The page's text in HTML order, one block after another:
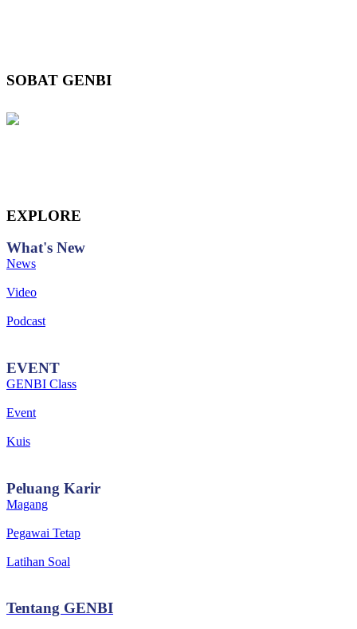
SOBAT GENBI
EXPLORE
What's New
News
Video
Podcast
EVENT
GENBI Class
Event
Kuis
Peluang Karir
Magang
Pegawai Tetap
Latihan Soal
Tentang GENBI